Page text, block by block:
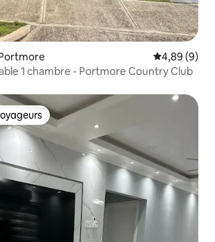
Évaluation
4,89 (9)
1 chambre - Portmore Country Club